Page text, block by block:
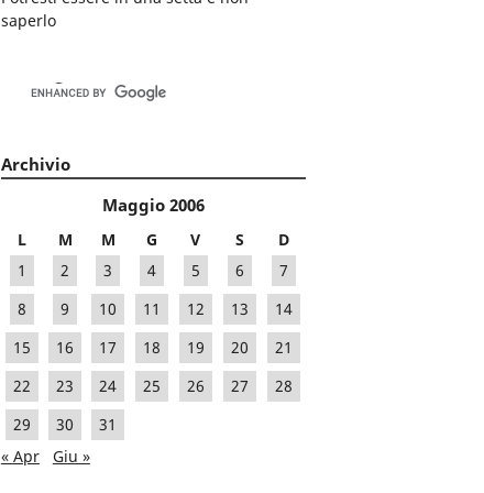
saperlo
Archivio
Maggio 2006
L M M G V S
D
1
2 3 4 5 6
7
8
9 10 11 12 13
14
15
16 17 18 19 20
21
22
23 24 25 26 27
28
29
30
31
« Apr
Giu »